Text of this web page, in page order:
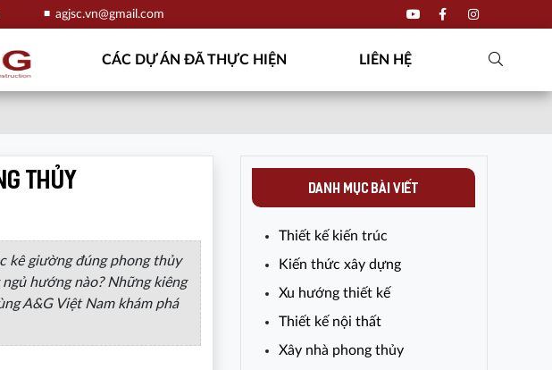
agjsc.vn@gmail.com
CÁC DỰ ÁN ĐÃ THỰC HIỆN LIÊN HỆ
thủy
kê giường đúng phong thủy
hướng nào? Những kiêng
A&G Việt Nam khám phá
DANH MỤC BÀI VIẾT
Thiết kế kiến trúc
Kiến thức xây dựng
Xu hướng thiết kế
Thiết kế nội thất
Xây nhà phong thủy